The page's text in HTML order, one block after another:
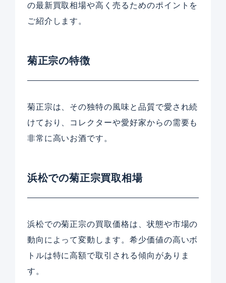
の最新買取相場や高く売るためのポイントを
ご紹介します。
菊正宗の特徴
菊正宗は、その独特の風味と品質で愛され続
けており、コレクターや愛好家からの需要も
非常に高いお酒です。
浜松での菊正宗買取相場
浜松での菊正宗の買取価格は、状態や市場の
動向によって変動します。希少価値の高いボ
トルは特に高額で取引される傾向がありま
す。